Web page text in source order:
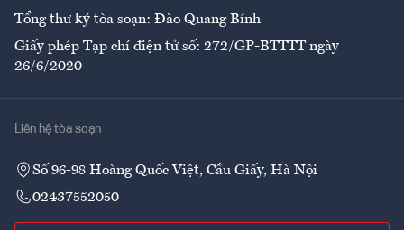
Tổng thư ký tòa soạn: Đào Quang Bính
Giấy phép Tạp chí điện tử số: 272/GP-BTTTT ngày
26/6/2020
Liên hệ tòa soạn
Số 96-98 Hoàng Quốc Việt, Cầu Giấy, Hà Nội
02437552050